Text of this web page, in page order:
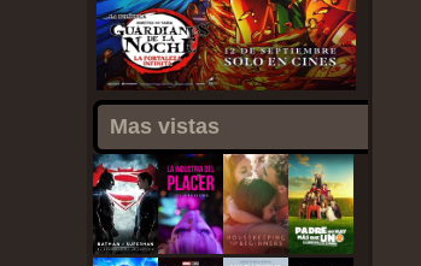
Mas vistas